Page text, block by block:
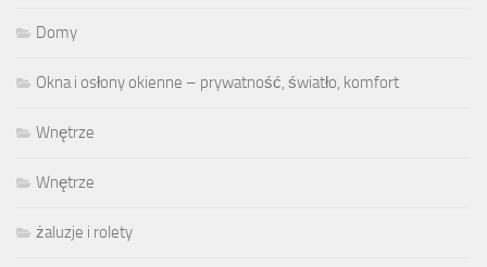
Domy
Okna i osłony okienne – prywatność, światło, komfort
Wnętrze
Wnętrze
żaluzje i rolety